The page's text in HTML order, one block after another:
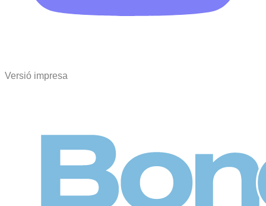
Versió impresa